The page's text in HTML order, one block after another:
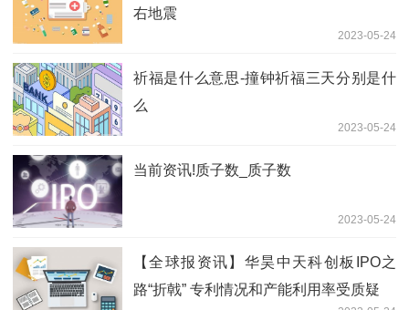
右地震
2023-05-24
祈福是什么意思-撞钟祈福三天分别是什
么
2023-05-24
当前资讯!质子数_质子数
2023-05-24
【全球报资讯】华昊中天科创板IPO之
路“折戟” 专利情况和产能利用率受质疑